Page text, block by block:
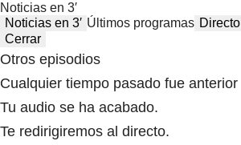
Noticias en 3′
Noticias en 3′ Últimos programas Directo
Cerrar
Otros episodios
Cualquier tiempo pasado fue anterior
Tu audio se ha acabado.
Te redirigiremos al directo.